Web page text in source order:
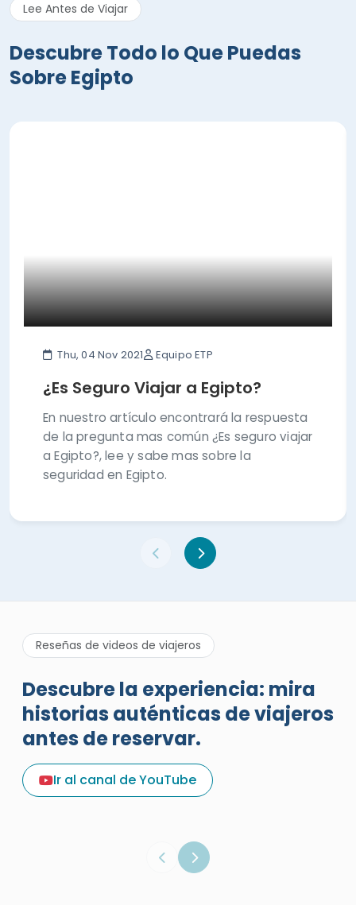
Lee Antes de Viajar
Descubre Todo lo Que Puedas
Sobre Egipto
Thu, 04 Nov 2021 Equipo ETP
¿Es Seguro Viajar a Egipto?
En nuestro artículo encontrará la respuesta
de la pregunta mas común ¿Es seguro viajar
a Egipto?, lee y sabe mas sobre la
seguridad en Egipto.
Reseñas de videos de viajeros
Descubre la experiencia: mira
historias auténticas de viajeros
antes de reservar.
Ir al canal de YouTube
Una excelente reseña de
vacaciones sobre Egypt Tours
PortalEgypt Tours Portal